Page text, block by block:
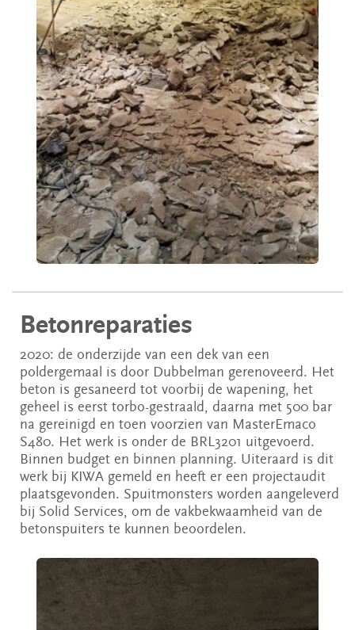
Betonreparaties
2020: de onderzijde van een dek van een
poldergemaal is door Dubbelman gerenoveerd. Het
beton is gesaneerd tot voorbij de wapening, het
geheel is eerst torbo-gestraald, daarna met 500 bar
na gereinigd en toen voorzien van MasterEmaco
S480. Het werk is onder de BRL3201 uitgevoerd.
Binnen budget en binnen planning. Uiteraard is dit
werk bij KIWA gemeld en heeft er een projectaudit
plaatsgevonden. Spuitmonsters worden aangeleverd
bij Solid Services, om de vakbekwaamheid van de
betonspuiters te kunnen beoordelen.